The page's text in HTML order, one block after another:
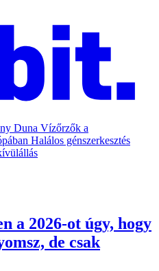
Duna Vízőrzők a
Halálos génszerkesztés
a 2026-ot úgy, hogy
de csak